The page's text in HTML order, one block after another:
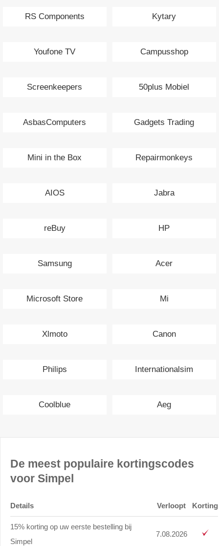
RS Components Kytary
Youfone TV Campusshop
Screenkeepers 50plus Mobiel
AsbasComputers Gadgets Trading
Mini in the Box Repairmonkeys
AIOS Jabra
reBuy HP
Samsung Acer
Microsoft Store Mi
Xlmoto Canon
Philips Internationalsim
Coolblue Aeg
De meest populaire kortingscodes
voor Simpel
Details Verloopt Korting
15% korting op uw eerste bestelling bij
Simpel
7.08.2026